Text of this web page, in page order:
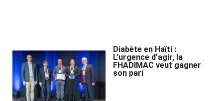
Diabète en Haïti :
L’urgence d’agir, la
FHADIMAC veut gagner
son pari